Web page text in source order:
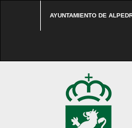
AYUNTAMIENTO DE